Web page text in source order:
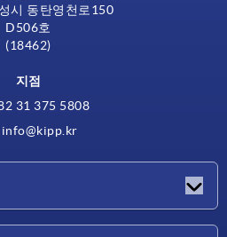
시 동탄영천로150
D506호
(18462)
지점
31 375 5808
info@kipp.kr